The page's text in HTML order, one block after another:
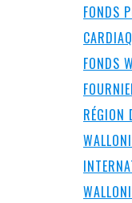
FONDS
FONDS
RÉGION